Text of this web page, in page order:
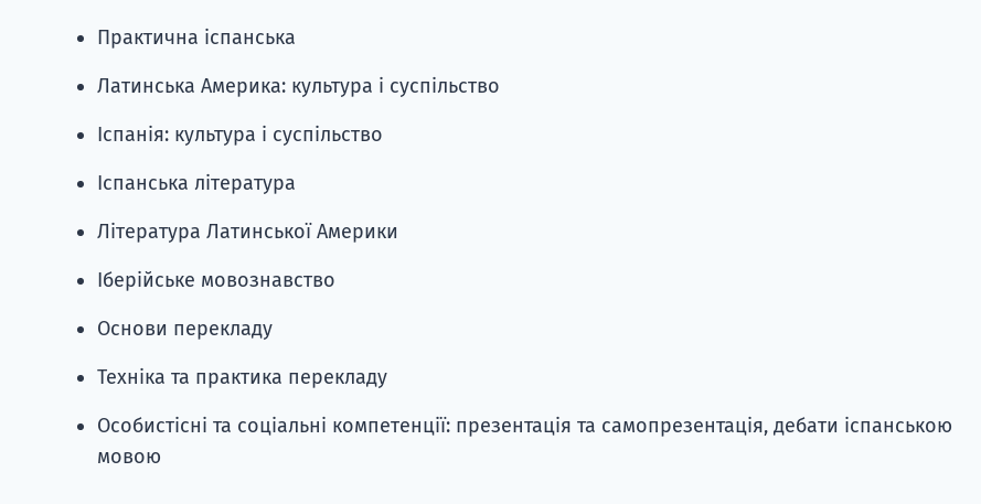
Практична іспанська
Латинська Америка: культура і суспільство
Іспанія: культура і суспільство
Іспанська література
Література Латинської Америки
Іберійське мовознавство
Основи перекладу
Техніка та практика перекладу
Особистісні та соціальні компетенції: презентація та самопрезентація, дебати іспанською
мовою